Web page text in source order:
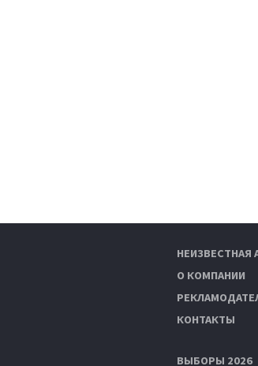
НЕИЗВЕСТНАЯ
О КОМПАНИИ
КОНТАКТЫ
ВЫБОРЫ 2026